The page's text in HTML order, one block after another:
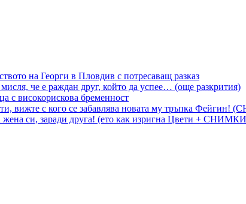
на Георги в Пловдив с потресаващ разказ
че е раждан друг, който да успее… (още разкрития)
с високорискова бременност
вижте с кого се забавлява новата му тръпка Фейгин!
си, заради друга! (ето как изригна Цвети +